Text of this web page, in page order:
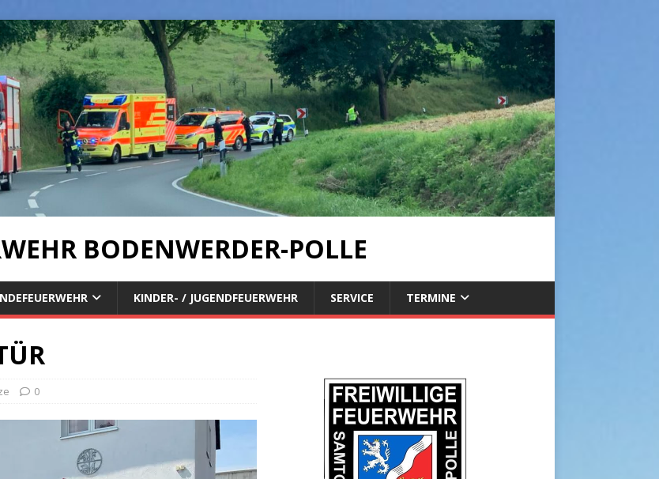
BODENWERDER-POLLE
KINDER- / JUGENDFEUERWEHR SERVICE TERMINE
0